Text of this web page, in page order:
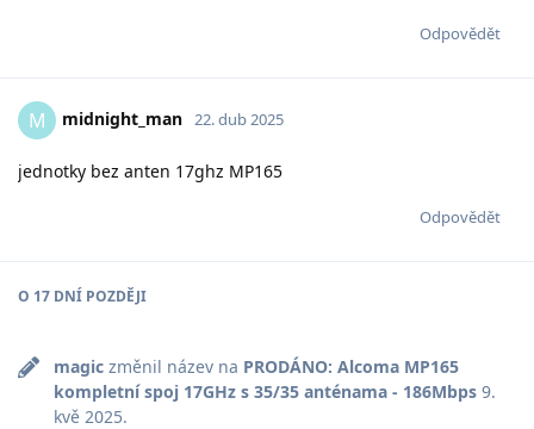
Odpovědět
M midnight_man 22. dub 2025
jednotky bez anten 17ghz MP165
Odpovědět
O 17 DNÍ POZDĚJI
magic změnil název na PRODÁNO: Alcoma MP165
kompletní spoj 17GHz s 35/35 anténama - 186Mbps 9.
kvě 2025.